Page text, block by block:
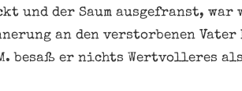
und der Saum ausgefranst, war
an den verstorbenen Vater
besaß er nichts Wertvolleres